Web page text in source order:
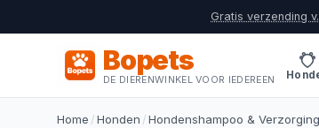
Gratis verzending
Bopets
DE DIERENWINKEL VOOR IEDEREEN
Home /Honden /Hondenshampoo & Verzorging